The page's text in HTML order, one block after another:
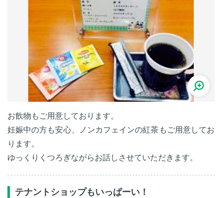
お飲物もご用意しております。
妊娠中の方も安心、ノンカフェインの紅茶もご用意してお
ります。
ゆっくりくつろぎながらお話しさせていただきます。
テナントショップもいっぱーい！